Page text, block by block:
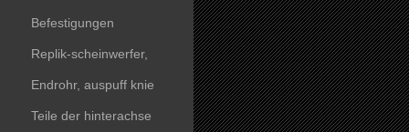
Befestigungen
Replik-scheinwerfer,
kunststoffteile
Endrohr, auspuff knie
Teile der hinterachse